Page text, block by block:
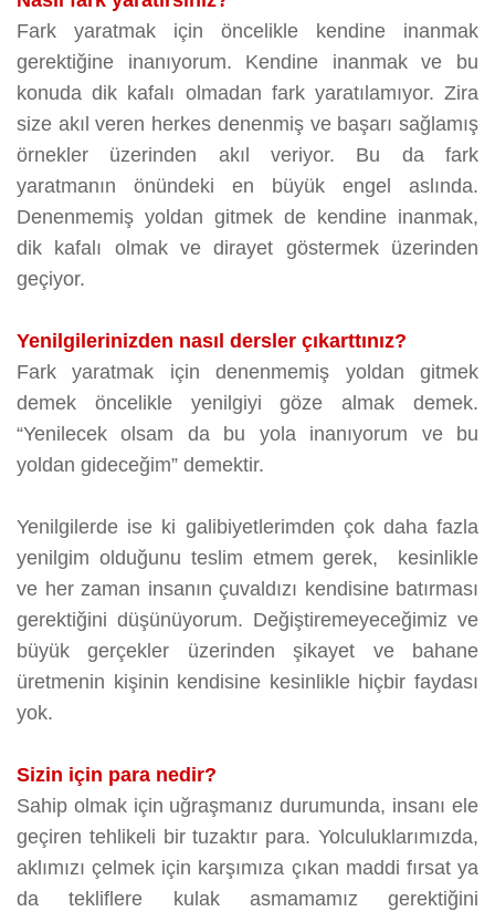
Fark yaratmak için öncelikle kendine inanmak
gerektiğine inanıyorum. Kendine inanmak ve bu
konuda dik kafalı olmadan fark yaratılamıyor. Zira
size akıl veren herkes denenmiş ve başarı sağlamış
örnekler üzerinden akıl veriyor. Bu da fark
yaratmanın önündeki en büyük engel aslında.
Denenmemiş yoldan gitmek de kendine inanmak,
dik kafalı olmak ve dirayet göstermek üzerinden
geçiyor.
Yenilgilerinizden nasıl dersler çıkarttınız?
Fark yaratmak için denenmemiş yoldan gitmek
demek öncelikle yenilgiyi göze almak demek.
“Yenilecek olsam da bu yola inanıyorum ve bu
yoldan gideceğim” demektir.
Yenilgilerde ise ki galibiyetlerimden çok daha fazla
yenilgim olduğunu teslim etmem gerek, kesinlikle
ve her zaman insanın çuvaldızı kendisine batırması
gerektiğini düşünüyorum. Değiştiremeyeceğimiz ve
büyük gerçekler üzerinden şikayet ve bahane
üretmenin kişinin kendisine kesinlikle hiçbir faydası
yok.
Sizin için para nedir?
Sahip olmak için uğraşmanız durumunda, insanı ele
geçiren tehlikeli bir tuzaktır para. Yolculuklarımızda,
aklımızı çelmek için karşımıza çıkan maddi fırsat ya
da tekliflere kulak asmamamız gerektiğini